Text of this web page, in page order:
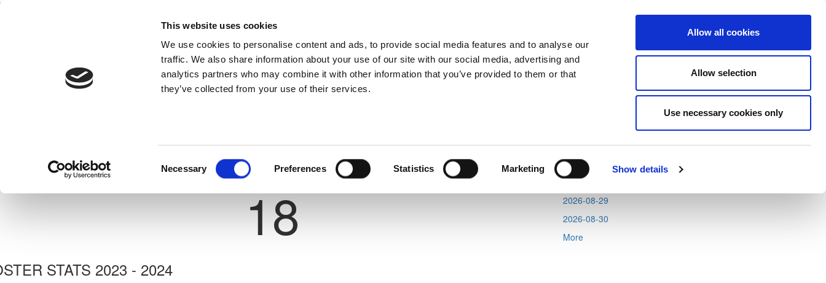
This website uses cookies
We use cookies to personalise content and ads, to provide social media features and to analyse our
traffic. We also share information about your use of our site with our social media, advertising and
analytics partners who may combine it with other information that you’ve provided to them or that
they’ve collected from your use of their services.
Necessary Preferences Statistics Marketing Show details
Allow all cookies
Allow selection
Use necessary cookies only
Competitions
Next
Shirt Number
18
STATS 2023 - 2024
Tweets by CyprusFA
2026-08-11
2026-08-12
2026-08-13
2026-08-29
2026-08-30
More